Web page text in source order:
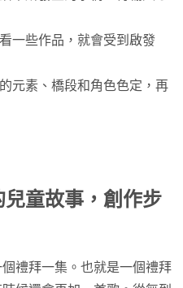
看一些作品，就會受到啟發
元素、橋段和角色色定，再
童故事，創作步
禮拜一集。也就是一個禮拜